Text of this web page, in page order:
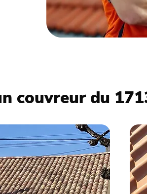
couvreur du